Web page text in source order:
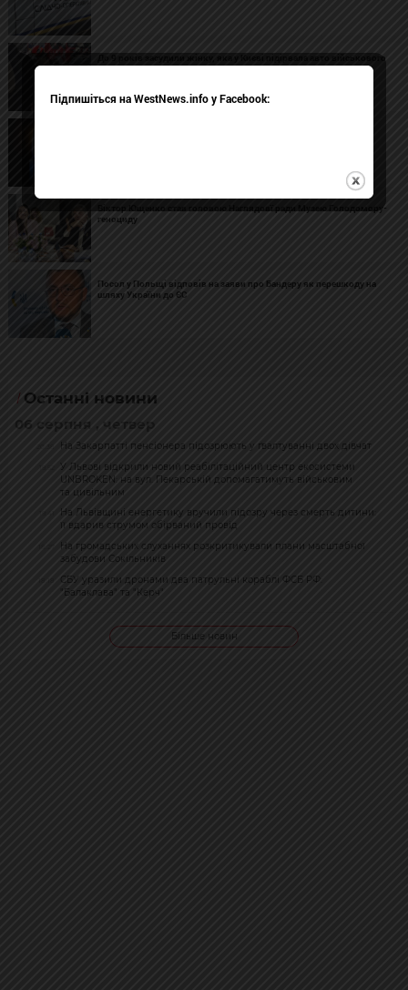
До 9 років засудили жінку, яка у Києві підірвала авто військового
на замовлення РФ
Віктор Ющенко став головою Наглядовї ради Музею Голодомору-
геноциду
Посол у Польщі відповів на заяви про Бандеру як перешкоду на
шляху України до ЄС
Останні новини
06 серпня , четвер
На Закарпатті пенсіонера підозрюють у ґвалтуванні двох дівчат
У Львові відкрили новий реабілітаційний центр екосистеми
UNBROKEN: на вул. Пекарській допомагатимуть військовим
та цивільним
На Львівщині енергетику вручили підозру через смерть дитини:
її вдарив струмом обірваний провід
На громадських слуханнях розкритикували плани масштабної
забудови Сокільників
СБУ уразили дронами два патрульні кораблі ФСБ РФ:
"Балаклава" та "Керч"
Більше новин
Підпишіться на WestNews.info у Facebook: